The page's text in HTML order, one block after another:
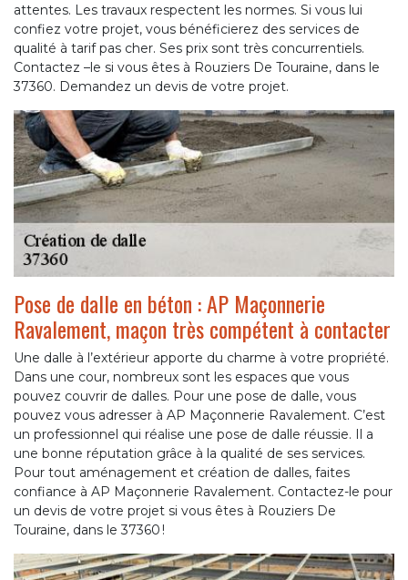
attentes. Les travaux respectent les normes. Si vous lui
confiez votre projet, vous bénéficierez des services de
qualité à tarif pas cher. Ses prix sont très concurrentiels.
Contactez –le si vous êtes à Rouziers De Touraine, dans le
37360. Demandez un devis de votre projet.
Pose de dalle en béton : AP Maçonnerie
Ravalement, maçon très compétent à contacter
Une dalle à l’extérieur apporte du charme à votre propriété.
Dans une cour, nombreux sont les espaces que vous
pouvez couvrir de dalles. Pour une pose de dalle, vous
pouvez vous adresser à AP Maçonnerie Ravalement. C’est
un professionnel qui réalise une pose de dalle réussie. Il a
une bonne réputation grâce à la qualité de ses services.
Pour tout aménagement et création de dalles, faites
confiance à AP Maçonnerie Ravalement. Contactez-le pour
un devis de votre projet si vous êtes à Rouziers De
Touraine, dans le 37360 !